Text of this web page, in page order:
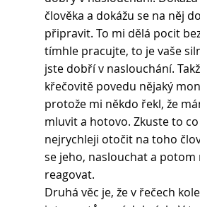
člověka a dokážu se na něj
připravit. To mi dělá pocit
tímhle pracujte, to je vaše
jste dobří v naslouchání.
křečovitě povedu nějaký
protože mi někdo řekl, že
mluvit a hotovo. Zkuste to
nejrychleji otočit na toho
se jeho, naslouchat a potom
reagovat.
Druhá věc je, že v řečech